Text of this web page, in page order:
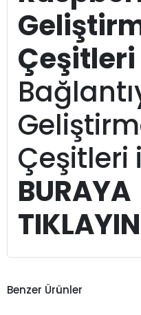
Çeşitleri
Çeşitleri
BURAYA
Benzer Ürünler